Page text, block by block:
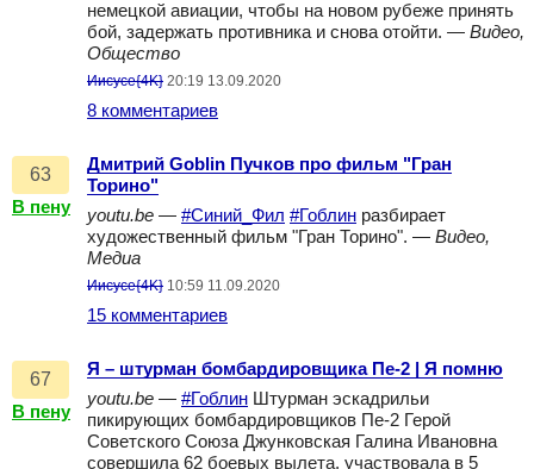
немецкой авиации, чтобы на новом рубеже принять
бой, задержать противника и снова отойти. — Видео,
Общество
Иисусе{4K} 20:19 13.09.2020
8 комментариев
63
В пену
Дмитрий Goblin Пучков про фильм "Гран
Торино"
youtu.be — #Синий_Фил #Гоблин разбирает
художественный фильм "Гран Торино". — Видео,
Медиа
Иисусе{4K} 10:59 11.09.2020
15 комментариев
67
В пену
Я – штурман бомбардировщика Пе-2 | Я помню
youtu.be — #Гоблин Штурман эскадрильи
пикирующих бомбардировщиков Пе-2 Герой
Советского Союза Джунковская Галина Ивановна
совершила 62 боевых вылета, участвовала в 5